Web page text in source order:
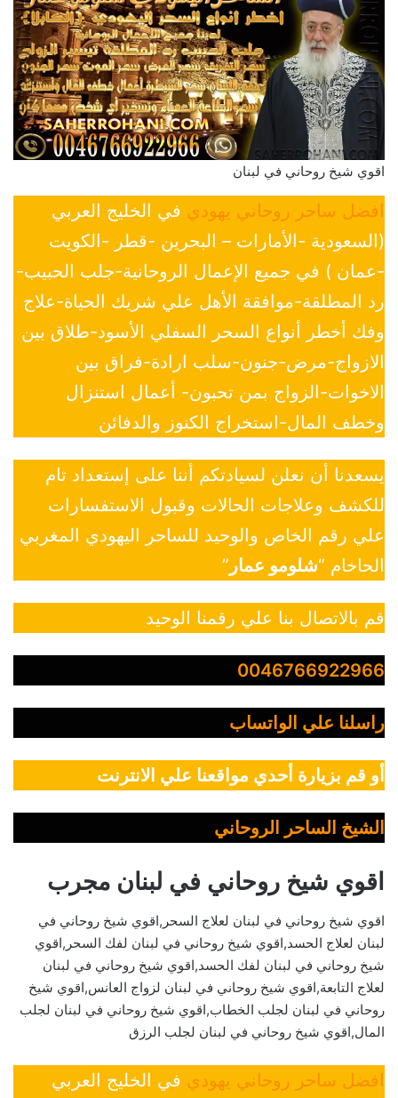
اقوي شيخ روحاني في لبنان
افضل ساحر روحاني يهودي في الخليج العربي
(السعودية -الأمارات – البحرين -قطر -الكويت
-عمان ) في جميع الإعمال الروحانية-جلب الحبيب-
رد المطلقة-موافقة الأهل علي شريك الحياة-علاج
وفك أخطر أنواع السحر السفلي الأسود-طلاق بين
الازواج-مرض-جنون-سلب ارادة-فراق بين
الاخوات-الزواج بمن تحبون- أعمال استنزال
وخطف المال-استخراج الكنوز والدفائن
يسعدنا أن نعلن لسيادتكم أننا على إستعداد تام
للكشف وعلاجات الحالات وقبول الاستفسارات
علي رقم الخاص والوحيد للساحر اليهودي المغربي
الحاخام “شلومو عمار ”
قم بالاتصال بنا علي رقمنا الوحيد
0046766922966
راسلنا علي الواتساب
أو قم بزيارة أحدي مواقعنا علي الانترنت
الشيخ الساحر الروحاني
اقوي شيخ روحاني في لبنان مجرب
اقوي شيخ روحاني في لبنان لعلاج السحر,اقوي شيخ روحاني في
لبنان لعلاج الحسد,اقوي شيخ روحاني في لبنان لفك السحر,اقوي
شيخ روحاني في لبنان لفك الحسد,اقوي شيخ روحاني في لبنان
لعلاج التابعة,اقوي شيخ روحاني في لبنان لزواج العانس,اقوي شيخ
روحاني في لبنان لجلب الخطاب,اقوي شيخ روحاني في لبنان لجلب
المال,اقوي شيخ روحاني في لبنان لجلب الرزق
افضل ساحر روحاني يهودي في الخليج العربي